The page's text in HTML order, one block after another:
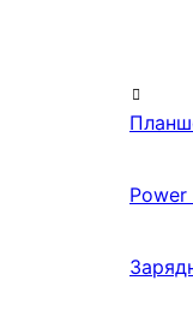
Power